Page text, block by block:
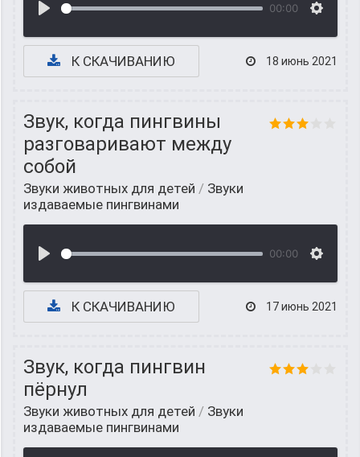
00:00
К СКАЧИВАНИЮ 18 июнь 2021
Звук, когда пингвины
разговаривают между
собой
Звуки животных для детей / Звуки
издаваемые пингвинами
00:00
К СКАЧИВАНИЮ 17 июнь 2021
Звук, когда пингвин
пёрнул
Звуки животных для детей / Звуки
издаваемые пингвинами